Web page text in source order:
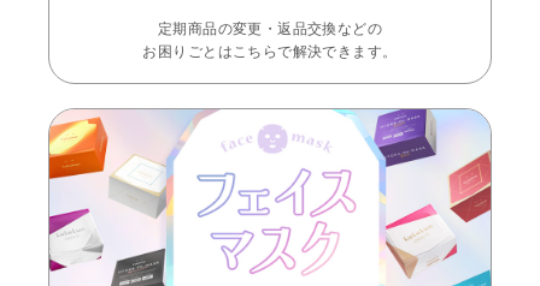
定期商品の変更・返品交換などの
お困りごとはこちらで解決できます。